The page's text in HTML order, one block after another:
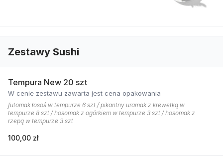
Zestawy Sushi
Tempura New 20 szt
W cenie zestawu zawarta jest cena opakowania
futomak łosoś w tempurze 6 szt / pikantny uramak z krewetką w
tempurze 8 szt / hosomak z ogórkiem w tempurze 3 szt / hosomak z
rzepą w tempurze 3 szt
100,00 zł